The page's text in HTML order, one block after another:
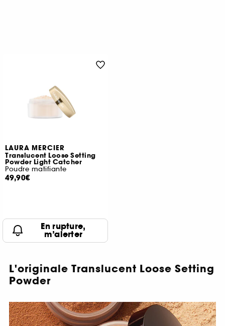
LAURA MERCIER
Translucent Loose Setting
Powder Light Catcher
Poudre matifiante
49,90€
En rupture,
m’alerter
L'originale Translucent Loose Setting
Powder